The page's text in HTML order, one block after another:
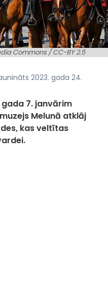
Commons / CC-BY 2.5
2023. gada 24.
7. janvārim
Melunā atklāj
kas veltītas